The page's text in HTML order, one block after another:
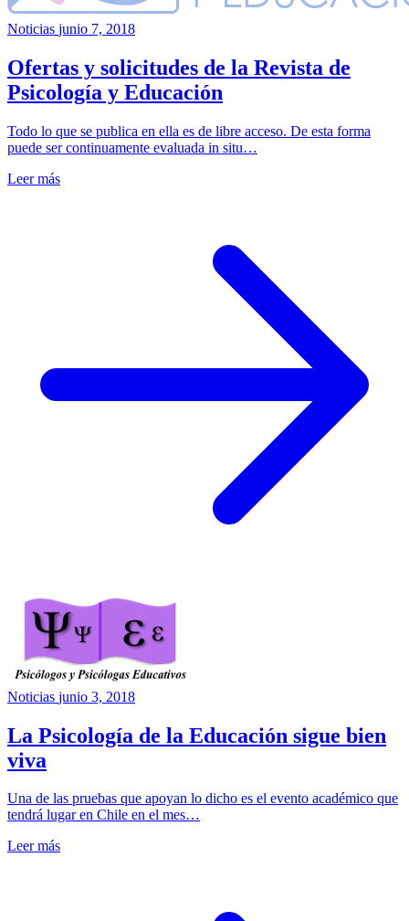
Noticias junio 7, 2018
Ofertas y solicitudes de la Revista de
Psicología y Educación
Todo lo que se publica en ella es de libre acceso. De esta forma
puede ser continuamente evaluada in situ…
Leer más
Noticias junio 3, 2018
La Psicología de la Educación sigue bien
viva
Una de las pruebas que apoyan lo dicho es el evento académico que
tendrá lugar en Chile en el mes…
Leer más